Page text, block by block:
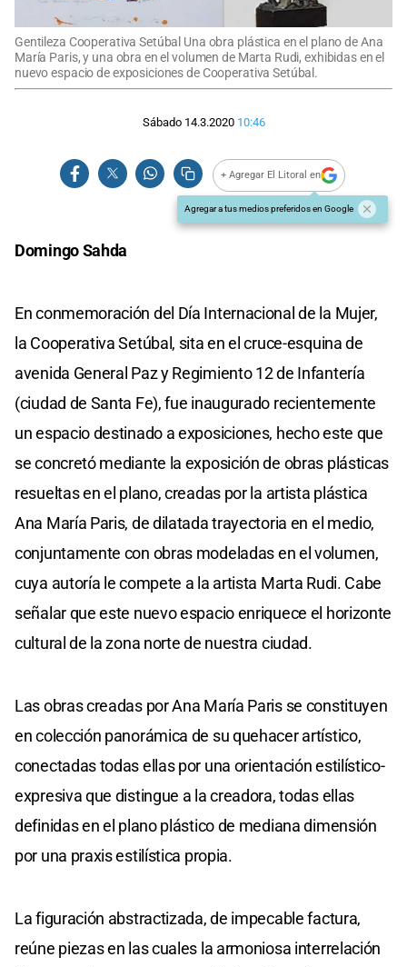
Gentileza Cooperativa Setúbal Una obra plástica en el plano de Ana
María Paris, y una obra en el volumen de Marta Rudi, exhibidas en el
nuevo espacio de exposiciones de Cooperativa Setúbal.
Sábado 14.3.2020 10:46
+ Agregar El Litoral en
Agregar a tus medios preferidos en Google
Domingo Sahda
En conmemoración del Día Internacional de la Mujer,
la Cooperativa Setúbal, sita en el cruce-esquina de
avenida General Paz y Regimiento 12 de Infantería
(ciudad de Santa Fe), fue inaugurado recientemente
un espacio destinado a exposiciones, hecho este que
se concretó mediante la exposición de obras plásticas
resueltas en el plano, creadas por la artista plástica
Ana María Paris, de dilatada trayectoria en el medio,
conjuntamente con obras modeladas en el volumen,
cuya autoría le compete a la artista Marta Rudi. Cabe
señalar que este nuevo espacio enriquece el horizonte
cultural de la zona norte de nuestra ciudad.
Las obras creadas por Ana María Paris se constituyen
en colección panorámica de su quehacer artístico,
conectadas todas ellas por una orientación estilístico-
expresiva que distingue a la creadora, todas ellas
definidas en el plano plástico de mediana dimensión
por una praxis estilística propia.
La figuración abstractizada, de impecable factura,
reúne piezas en las cuales la armoniosa interrelación